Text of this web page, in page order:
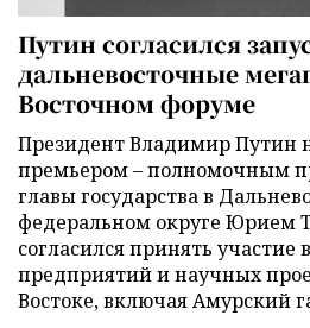
Путин согласился
дальневосточные
Восточном форуме
Президент Владимир Путин
премьером – полномочным
главы государства в
федеральном округе Юрием
согласился принять участие
предприятий и научных
Востоке, включая Амурский